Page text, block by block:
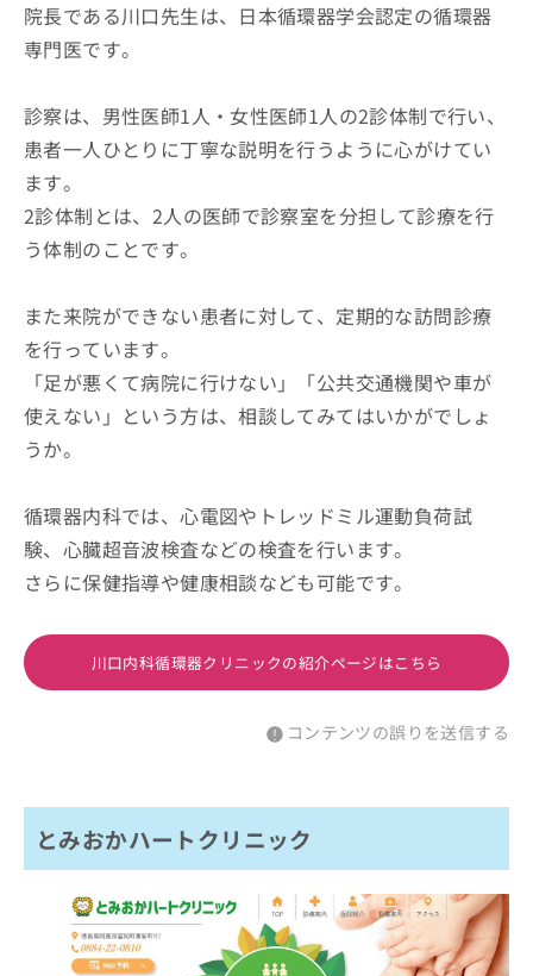
院長である川口先生は、日本循環器学会認定の循環器
専門医です。
診察は、男性医師1人・女性医師1人の2診体制で行い、
患者一人ひとりに丁寧な説明を行うように心がけてい
ます。
2診体制とは、2人の医師で診察室を分担して診療を行
う体制のことです。
また来院ができない患者に対して、定期的な訪問診療
を行っています。
「足が悪くて病院に行けない」「公共交通機関や車が
使えない」という方は、相談してみてはいかがでしょ
うか。
循環器内科では、心電図やトレッドミル運動負荷試
験、心臓超音波検査などの検査を行います。
さらに保健指導や健康相談なども可能です。
川口内科循環器クリニックの紹介ページはこちら
コンテンツの誤りを送信する
とみおかハートクリニック